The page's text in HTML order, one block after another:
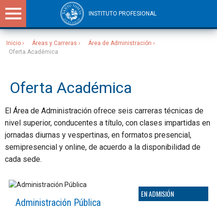
INSTITUTO PROFESIONAL
Sitios Santo Tomás
Inicio Áreas y Carreras
Área de Administración
Oferta Académica
Oferta Académica
El Área de Administración ofrece seis carreras técnicas de
nivel superior, conducentes a título, con clases impartidas en
jornadas diurnas y vespertinas, en formatos presencial,
semipresencial y online, de acuerdo a la disponibilidad de
cada sede.
Administración Pública